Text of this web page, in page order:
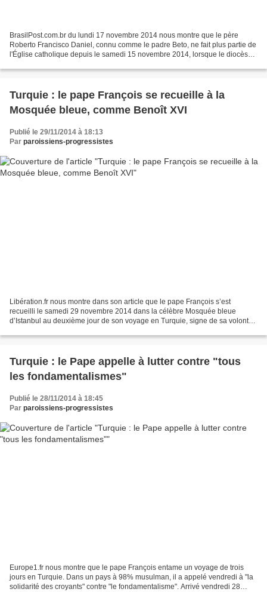
BrasilPost.com.br du lundi 17 novembre 2014 nous montre que le père
Roberto Francisco Daniel, connu comme le padre Beto, ne fait plus partie de
l'Église catholique depuis le samedi 15 novembre 2014, lorsque le diocèse
Turquie : le pape François se recueille à la
Mosquée bleue, comme Benoît XVI
Publié le 29/11/2014 à 18:13
Par paroissiens-progressistes
Libération.fr nous montre dans son article que le pape François s’est
recueilli le samedi 29 novembre 2014 dans la célèbre Mosquée bleue
d’Istanbul au deuxième jour de son voyage en Turquie, signe de sa volonté
Turquie : le Pape appelle à lutter contre "tous
les fondamentalismes"
Publié le 28/11/2014 à 18:45
Par paroissiens-progressistes
Europe1.fr nous montre que le pape François entame un voyage de trois
jours en Turquie. Dans un pays à 98% musulman, il a appelé vendredi à "la
solidarité des croyants" contre "le fondamentalisme". Arrivé vendredi 28